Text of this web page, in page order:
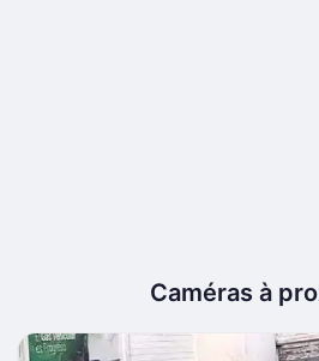
Caméras à